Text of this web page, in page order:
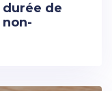
durée de